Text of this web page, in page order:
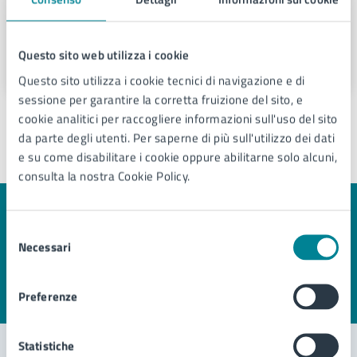
Questo sito web utilizza i cookie
Questo sito utilizza i cookie tecnici di navigazione e di
sessione per garantire la corretta fruizione del sito, e
cookie analitici per raccogliere informazioni sull'uso del sito
da parte degli utenti. Per saperne di più sull'utilizzo dei dati
e su come disabilitare i cookie oppure abilitarne solo alcuni,
consulta la nostra Cookie Policy.
delNecessari
Preferenze
Statistiche
PEC:comune.jesolo@legalmail.it
Ultimo aggiornamento:02/01/2026, 10:12
pagina?
Valuta 3 stelle su 5
Valuta 2 stelle su 5
Valuta 1 stelle su 5